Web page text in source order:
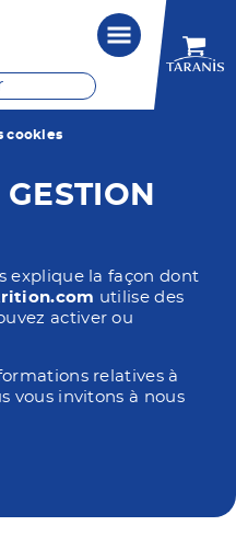
cookies
explique la façon dont
utilise des
activer ou
relatives à
vous invitons à nous